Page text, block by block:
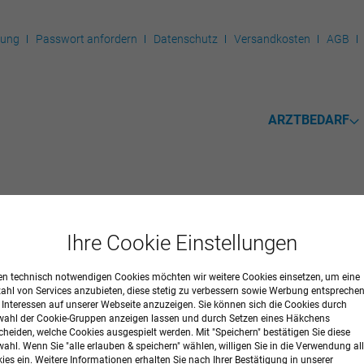
Passwort anfordern Datenschutz Versandkosten AGB
ARZTBEDARF
Ihre Cookie Einstellungen
technisch notwendigen Cookies möchten wir weitere Cookies einsetzen, um eine
von Services anzubieten, diese stetig zu verbessern sowie Werbung
Interessen auf unserer Webseite anzuzeigen. Sie können sich die Cookies durch
der Cookie-Gruppen anzeigen lassen und durch Setzen eines Häkchens
welche Cookies ausgespielt werden. Mit "Speichern" bestätigen Sie diese
Wenn Sie "alle erlauben & speichern" wählen, willigen Sie in die Verwendung
ein. Weitere Informationen erhalten Sie nach Ihrer Bestätigung in unserer